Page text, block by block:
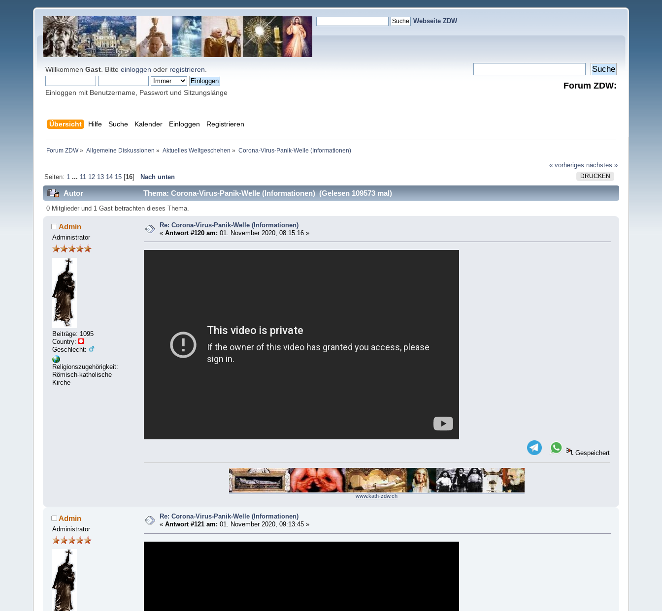
Webseite ZDW
WillkommenGast . Bitteeinloggen oder registrieren
Einloggen mit Benutzername, Passwort und Sitzungslänge
Forum ZDW:
Übersicht Hilfe Suche Kalender Einloggen Registrieren
Forum ZDW» Allgemeine Diskussionen » Aktuelles Weltgeschehen » Corona-Virus-Panik-Welle (Informationen)
« vorheriges nächstes »
DRUCKEN
Seiten: 1 ... 11 12 13 14 15[16] Nach unten
Autor Thema: Corona-Virus-Panik-Welle (Informationen) (Gelesen 109573 mal)
0 Mitglieder und 1 Gast betrachten dieses Thema.
Admin
Administrator
Beiträge: 1095
Country:
Geschlecht:
Religionszugehörigkeit:
Römisch-katholische
Kirche
Re: Corona-Virus-Panik-Welle (Informationen)
«Antwort #120 am: 01. November 2020, 08:15:16 »
Gespeichert
www.kath-zdw.ch
Admin
Administrator
Re: Corona-Virus-Panik-Welle (Informationen)
«Antwort #121 am: 01. November 2020, 09:13:45 »